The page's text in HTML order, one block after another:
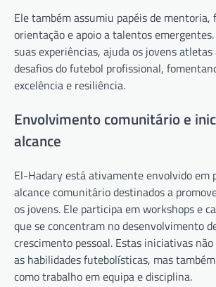
Ele também assumiu papéis de mentoria,
orientação e apoio a talentos
suas experiências, ajuda os jovens
desafios do futebol profissional,
excelência e resiliência.
Envolvimento comunitário e
alcance
El-Hadary está ativamente envolvido em
alcance comunitário destinados a
os jovens. Ele participa em workshops e
que se concentram no desenvolvimento
crescimento pessoal. Estas iniciativas
as habilidades futebolísticas, mas
como trabalho em equipa e disciplina.